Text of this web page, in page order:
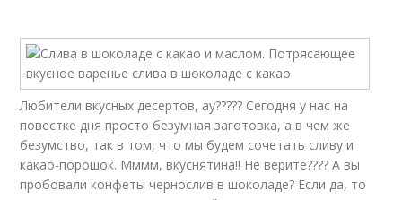
Любители вкусных десертов, ау????? Сегодня у нас на
повестке дня просто безумная заготовка, а в чем же
безумство, так в том, что мы будем сочетать сливу и
какао-порошок. Мммм, вкуснятина!! Не верите???? А вы
пробовали конфеты чернослив в шоколаде? Если да, то